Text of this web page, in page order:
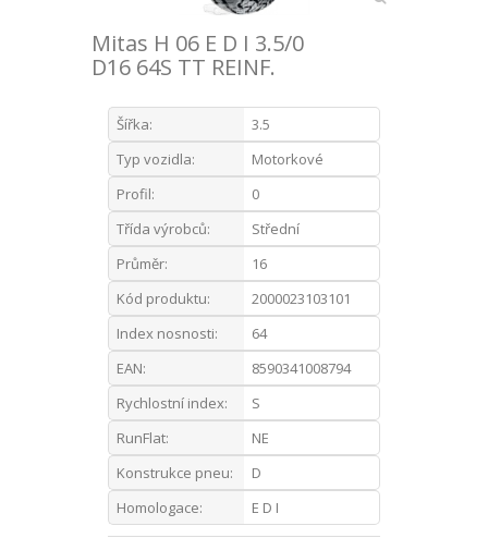
Mitas H 06 E D I 3.5/0
D16 64S TT REINF.
Šířka:
3.5
Typ vozidla:
Motorkové
Profil:
0
Třída výrobců:
Střední
Průměr:
16
Kód produktu:
2000023103101
Index nosnosti:
64
EAN:
8590341008794
Rychlostní index:
S
RunFlat:
NE
Konstrukce pneu:
D
Homologace:
E D I